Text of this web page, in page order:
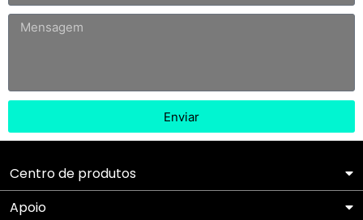
Enviar
Centro de produtos
Apoio